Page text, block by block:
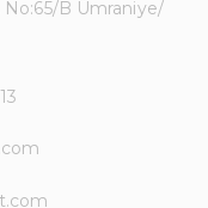
B Ümraniye/